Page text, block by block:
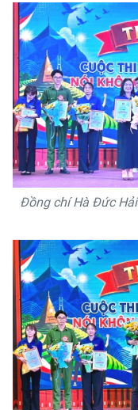
Đồng chí Hà Đức